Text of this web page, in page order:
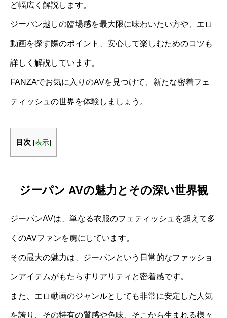
ど幅広く解説します。
ジーパン越しの臨場感を最大限に味わいたい方や、エロ
動画を探す際のポイント、安心して楽しむためのコツも
詳しく解説しています。
FANZAでお気に入りのAVを見つけて、新たな密着フェ
ティッシュの世界を体験しましょう。
目次 [表示]
ジーパン AVの魅力とその深い世界観
ジーパンAVは、単なる衣服のフェティッシュを超えて多
くのAVファンを虜にしています。
その最大の魅力は、ジーパンという日常的なファッショ
ンアイテムがもたらすリアリティと密着感です。
また、エロ動画のジャンルとしても非常に安定した人気
を誇り、その特有の質感や色味、そこから生まれる様々